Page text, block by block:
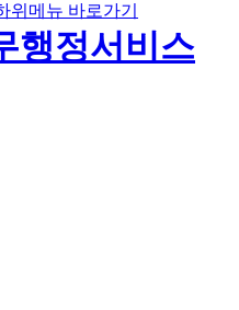
위메뉴 바로가기